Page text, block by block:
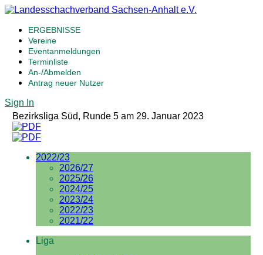
ERGEBNISSE
Vereine
Eventanmeldungen
Terminliste
An-/Abmelden
Antrag neuer Nutzer
Sign In
Bezirksliga Süd, Runde 5 am 29. Januar 2023
2022/23
2026/27
2025/26
2024/25
2023/24
2022/23
2021/22
Liga